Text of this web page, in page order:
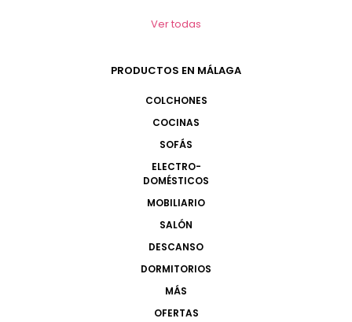
Ver todas
PRODUCTOS EN MÁLAGA
COLCHONES
COCINAS
SOFÁS
ELECTRO-
DOMÉSTICOS
MOBILIARIO
SALÓN
DESCANSO
DORMITORIOS
MÁS
OFERTAS